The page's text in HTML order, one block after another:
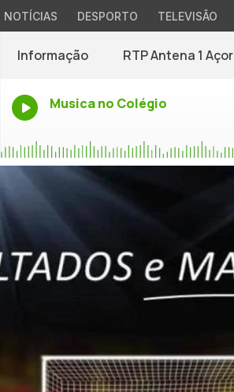
NOTÍCIAS DESPORTO TELEVISÃO
Informação RTP Antena 1
Musica no Colégio